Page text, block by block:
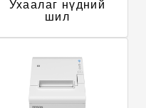
Ухаалаг нүдний
шил